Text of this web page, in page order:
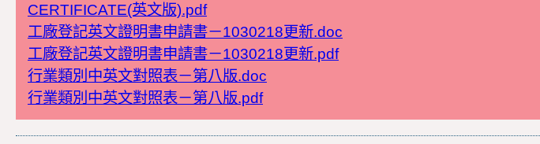
CERTIFICATE(英文版).pdf
工廠登記英文證明書申請書－1030218更新.doc
工廠登記英文證明書申請書－1030218更新.pdf
行業類別中英文對照表－第八版.doc
行業類別中英文對照表－第八版.pdf